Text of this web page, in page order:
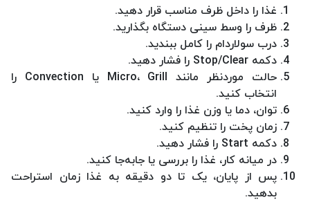
غذا را داخل ظرف مناسب قرار دهید.
ظرف را وسط سینی دستگاه بگذارید.
درب سولاردام را کامل ببندید.
دکمه Stop/Clear را فشار دهید.
حالت موردنظر مانند Micro، Grill یا Convection را
انتخاب کنید.
توان، دما یا وزن غذا را وارد کنید.
زمان پخت را تنظیم کنید.
دکمه Start را فشار دهید.
در میانه کار، غذا را بررسی یا جابه‌جا کنید.
پس از پایان، یک تا دو دقیقه به غذا زمان استراحت
بدهید.